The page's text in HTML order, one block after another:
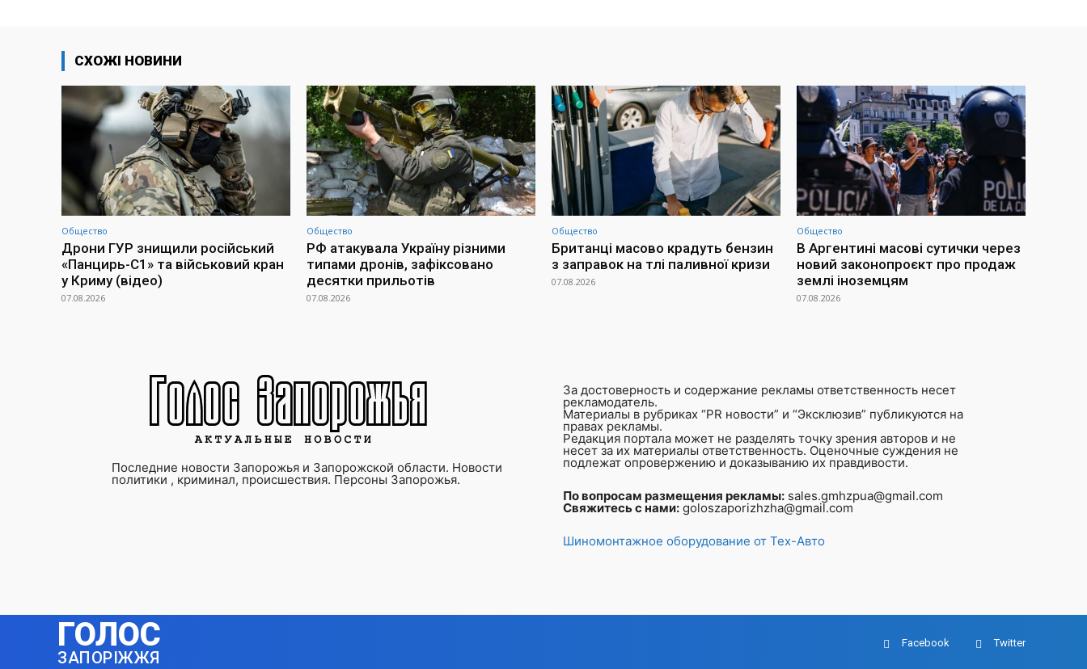
СХОЖІ НОВИНИ
Общество
Дрони ГУР знищили російський
«Панцирь-С1» та військовий кран
у Криму (відео)
07.08.2026
Общество
РФ атакувала Україну різними
типами дронів, зафіксовано
десятки прильотів
07.08.2026
Общество
Британці масово крадуть бензин
з заправок на тлі паливної кризи
07.08.2026
Общество
В Аргентині масові сутички через
новий законопроєкт про продаж
землі іноземцям
07.08.2026
Последние новости Запорожья и Запорожской области. Новости
политики , криминал, происшествия. Персоны Запорожья.
За достоверность и содержание рекламы ответственность несет
рекламодатель.
Материалы в рубриках “PR новости” и “Эксклюзив” публикуются на
правах рекламы.
Редакция портала может не разделять точку зрения авторов и не
несет за их материалы ответственность. Оценочные суждения не
подлежат опровержению и доказыванию их правдивости.
По вопросам размещения рекламы: sales.gmhzpua@gmail.com
Свяжитесь с нами: goloszaporizhzha@gmail.com
Шиномонтажное оборудование от Тех-Авто
ГОЛОС
ЗАПОРІЖЖЯ
Facebook Twitter